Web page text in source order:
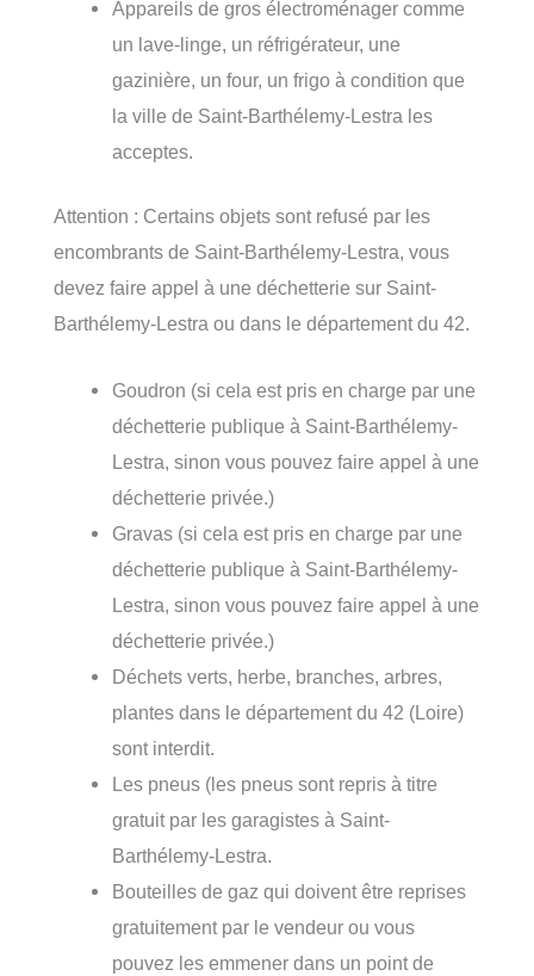
Appareils de gros électroménager comme
un lave-linge, un réfrigérateur, une
gazinière, un four, un frigo à condition que
la ville de Saint-Barthélemy-Lestra les
acceptes.
Attention : Certains objets sont refusé par les
encombrants de Saint-Barthélemy-Lestra, vous
devez faire appel à une déchetterie sur Saint-
Barthélemy-Lestra ou dans le département du 42.
Goudron (si cela est pris en charge par une
déchetterie publique à Saint-Barthélemy-
Lestra, sinon vous pouvez faire appel à une
déchetterie privée.)
Gravas (si cela est pris en charge par une
déchetterie publique à Saint-Barthélemy-
Lestra, sinon vous pouvez faire appel à une
déchetterie privée.)
Déchets verts, herbe, branches, arbres,
plantes dans le département du 42 (Loire)
sont interdit.
Les pneus (les pneus sont repris à titre
gratuit par les garagistes à Saint-
Barthélemy-Lestra.
Bouteilles de gaz qui doivent être reprises
gratuitement par le vendeur ou vous
pouvez les emmener dans un point de